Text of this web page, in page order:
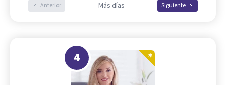
Anterior Más días Siguiente
4